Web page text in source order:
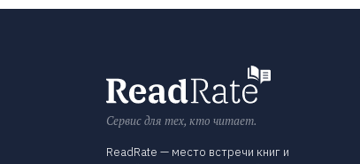
Сервис для тех, кто читает.
ReadRate — место встречи книг и